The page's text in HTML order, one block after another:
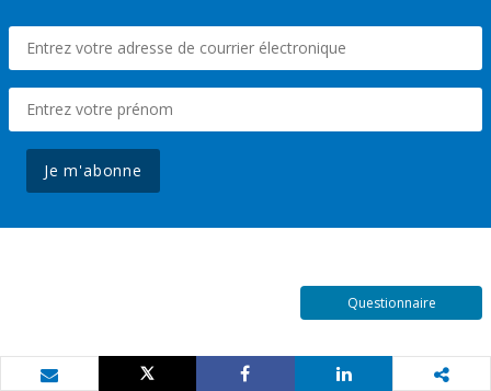
Je m'abonne
Questionnaire